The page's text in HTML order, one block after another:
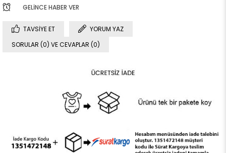
GELINCE HABER VER
TAVSIYE ET
YORUM YAZ
SORULAR (0) VE CEVAPLAR (0)